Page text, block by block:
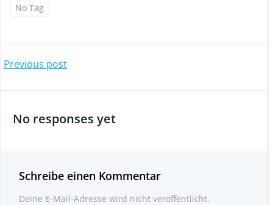
No Tag
Post
Previous post
No responses yet
Schreibe einen Kommentar
Deine E-Mail-Adresse wird nicht veröffentlicht.